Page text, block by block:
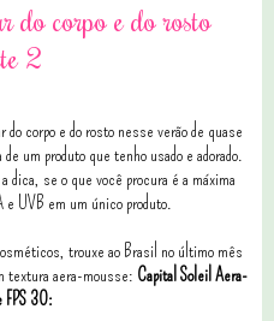
do corpo e do rosto
2
corpo e do rosto nesse verão de quase
um produto que tenho usado e adorado.
dica, se o que você procura é a máxima
e UVB em um único produto.
trouxe ao Brasil no último mês
textura aera-mousse: Capital Soleil Aera-
FPS 30: